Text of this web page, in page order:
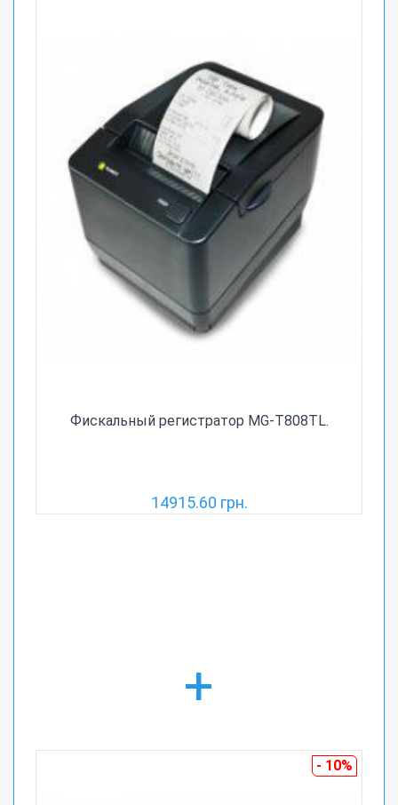
Фискальный регистратор MG-T808TL.
14915.60 грн.
+
- 10%